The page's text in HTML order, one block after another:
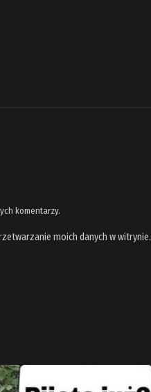
komentarzy.
moich danych w witrynie.